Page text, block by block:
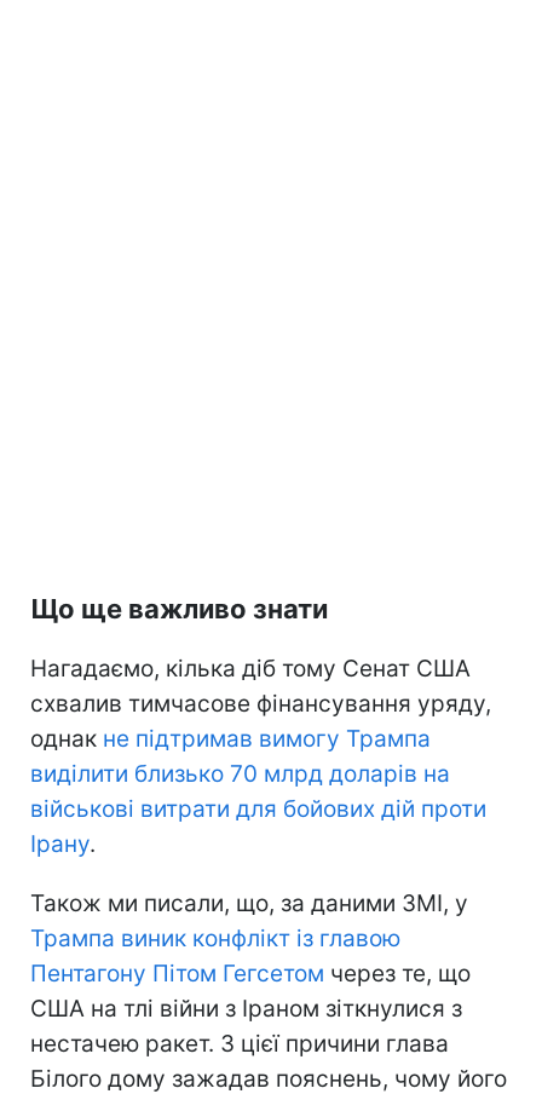
Що ще важливо знати
Нагадаємо, кілька діб тому Сенат США
схвалив тимчасове фінансування уряду,
однак не підтримав вимогу Трампа
виділити близько 70 млрд доларів на
військові витрати для бойових дій проти
Ірану.
Також ми писали, що, за даними ЗМІ, у
Трампа виник конфлікт із главою
Пентагону Пітом Гегсетом через те, що
США на тлі війни з Іраном зіткнулися з
нестачею ракет. З цієї причини глава
Білого дому зажадав пояснень, чому його